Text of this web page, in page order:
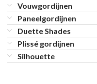
Vouwgordijnen
Paneelgordijnen
Duette Shades
Plissé gordijnen
Silhouette